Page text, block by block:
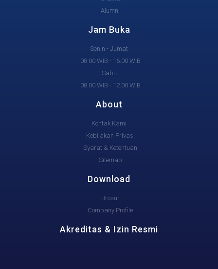
Alumni
Jam Buka
Senin - Jumat
08.00 WIB - 16.00 WIB
Sabtu
08.00 WIB - 12.00 WIB
About
Kontak Kami
Kebijakan Privasi
Syarat & Ketentuan
Sitemap
Download
Brosur
Company Profile
Akreditas & Izin Resmi